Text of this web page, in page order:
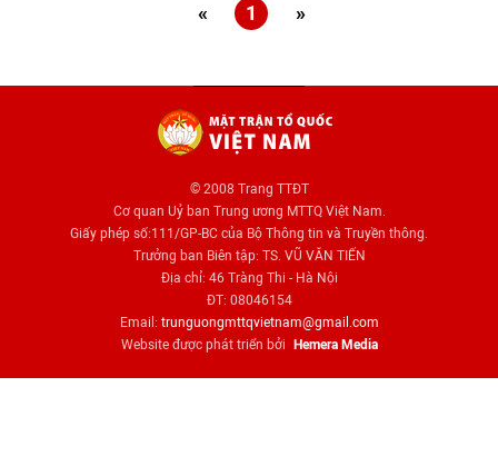
« 1 »
© 2008 Trang TTĐT
Cơ quan Uỷ ban Trung ương MTTQ Việt Nam.
Giấy phép số:111/GP-BC của Bộ Thông tin và Truyền thông.
Trưởng ban Biên tập: TS. VŨ VĂN TIẾN
Địa chỉ: 46 Tràng Thi - Hà Nội
ĐT: 08046154
Email: trunguongmttqvietnam@gmail.com
Website được phát triển bởi
Hemera Media